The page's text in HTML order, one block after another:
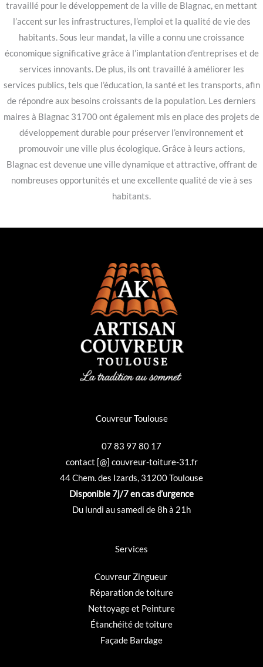
travaillé pour le développement de la ville de Blagnac, en mettant
l’accent sur les infrastructures, l’emploi et la qualité de vie des
habitants. Sous leur mandat, la ville a connu une croissance
économique significative grâce à l’implantation d’entreprises et de
services innovants. De plus, ils ont travaillé à améliorer les
services publics, tels que l’éducation, la santé et les transports, afin
de répondre aux besoins croissants de la population. Les derniers
maires à Blagnac 31700 ont également mis en place des projets de
développement durable pour préserver l’environnement et
promouvoir une ville plus écologique. Grâce à leurs actions,
Blagnac est devenue une ville dynamique et attractive, offrant de
nombreuses opportunités et une excellente qualité de vie à ses
habitants.
Couvreur Toulouse
07 83 97 80 17
contact [@] couvreur-toiture-31.fr
44 Chem. des Izards, 31200 Toulouse
Disponible 7j/7 en cas d’urgence
Du lundi au samedi de 8h à 21h
Services
Couvreur Zingueur
Réparation de toiture
Nettoyage et Peinture
Étanchéité de toiture
Façade Bardage